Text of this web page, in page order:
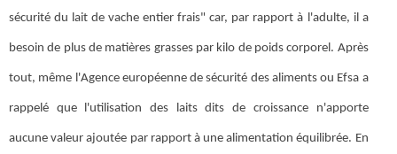
sécurité du lait de vache entier frais" car, par rapport à l'adulte, il a
besoin de plus de matières grasses par kilo de poids corporel. Après
tout, même l'Agence européenne de sécurité des aliments ou Efsa a
rappelé que l'utilisation des laits dits de croissance n'apporte
aucune valeur ajoutée par rapport à une alimentation équilibrée. En